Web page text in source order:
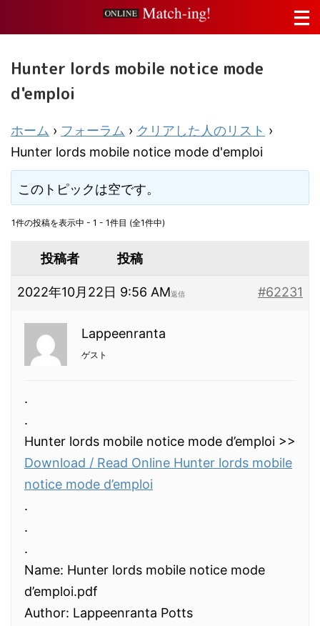
Hunter lords mobile notice mode
d'emploi
ホーム › フォーラム › クリアした人のリスト ›
Hunter lords mobile notice mode d'emploi
このトピックは空です。
1件の投稿を表示中 - 1 - 1件目 (全1件中)
投稿者 投稿
2022年10月22日 9:56 AM #62231
返信
Lappeenranta
ゲスト
.
.
Hunter lords mobile notice mode d’emploi >>
Download / Read Online Hunter lords mobile
notice mode d’emploi
.
.
.
Name: Hunter lords mobile notice mode
d’emploi.pdf
Author: Lappeenranta Potts